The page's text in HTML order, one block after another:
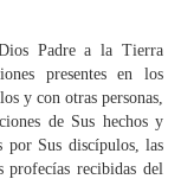
Padre a la Tierra
presentes en los
y con otras personas,
de Sus hechos y
por Sus discípulos, las
profecías recibidas del